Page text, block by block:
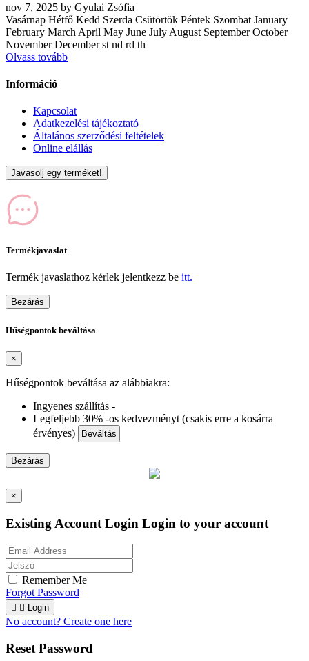
nov 7, 2025 by Gyulai Zsófia
Vasárnap Hétfő Kedd Szerda Csütörtök Péntek Szombat January
February March April May June July August September October
November December st nd rd th
Olvass tovább
Információ
Kapcsolat
Adatkezelési tájékoztató
Általános szerződési feltételek
Online elállás
Javasolj egy terméket!
Termékjavaslat
Termék javaslathoz kérlek jelentkezz be itt.
Bezárás
Hűségpontok beváltása
×
Hűségpontok beváltása az alábbiakra:
Ingyenes szállítás -
Legfeljebb 30% -os kedvezményt (csakis erre a kosárra
érvényes)
Beváltás
Bezárás
×
Existing Account Login Login to your account
Remember Me
Forgot Password
  Login
No account? Create one here
Reset Password